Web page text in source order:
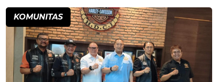
KOMUNITAS